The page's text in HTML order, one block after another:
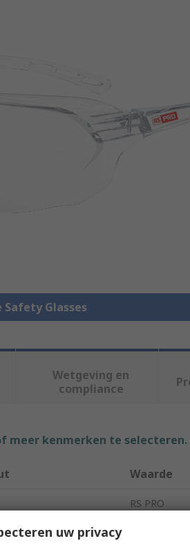
Glasses
Wetgeving en
compliance
meer kenmerken te selecteren.
Waarde
RS PRO
uw privacy